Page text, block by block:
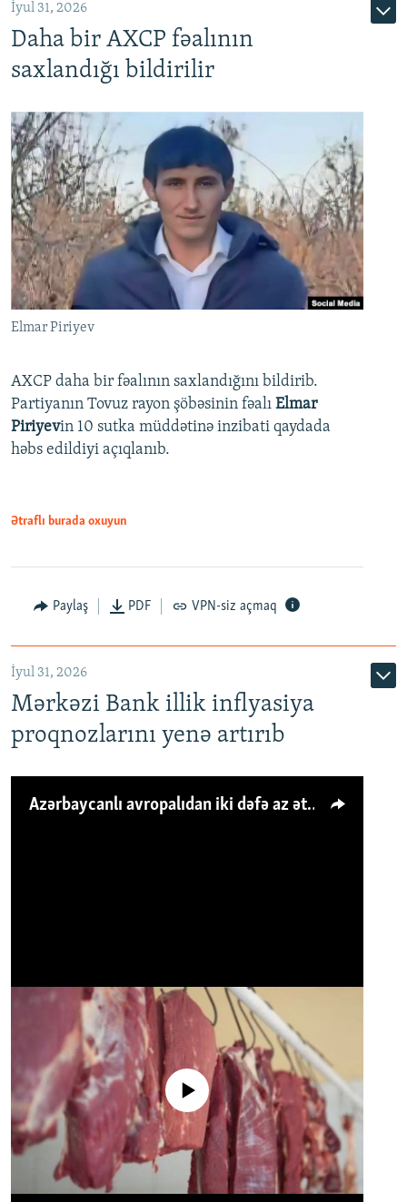
İyul 31, 2026
Daha bir AXCP fəalının
saxlandığı bildirilir
Elmar Piriyev
AXCP daha bir fəalının saxlandığını bildirib.
Partiyanın Tovuz rayon şöbəsinin fəalı Elmar
Piriyevin 10 sutka müddətinə inzibati qaydada
həbs edildiyi açıqlanıb.
Ətraflı burada oxuyun
Paylaş PDF VPN-siz açmaq
İyul 31, 2026
Mərkəzi Bank illik inflyasiya
proqnozlarını yenə artırıb
Azərbaycanlı avropalıdan iki dəfə az ət yeyir, amma... 'Qiymət artımı qaçılmazdır'
No media source currently available